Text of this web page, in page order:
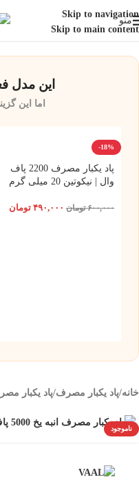
Skip to navigation
Skip to main content
منو
این مدل
اما این
-18%
پاد یکبار مصرف 2200 پاف
وال | نیکوتین 20 میلی گرم
۶۰۰,۰۰۰ تومان ۴۹۰,۰۰۰ تومان
خانه/پاد یکبار مصرف/پاد یکبار مصرف
ناموجود